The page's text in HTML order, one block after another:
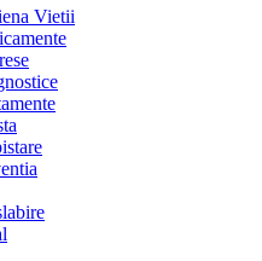
Vietii